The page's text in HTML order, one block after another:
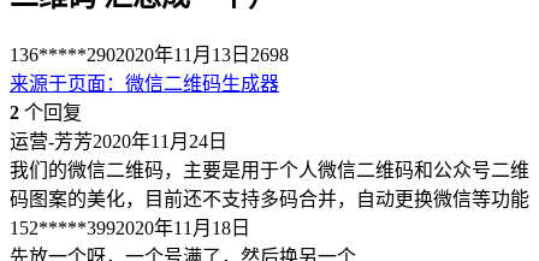
136*****2902020年11月13日 2698
来源于页面 ： 微信二维码生成器
2 个回复
运营-芳芳2020年11月24日
我们的微信二维码，主要是用于个人微信二维码和公众号二维
码图案的美化，目前还不支持多码合并，自动更换微信等功能
152*****3992020年11月18日
先放一个呀，一个号满了，然后换另一个